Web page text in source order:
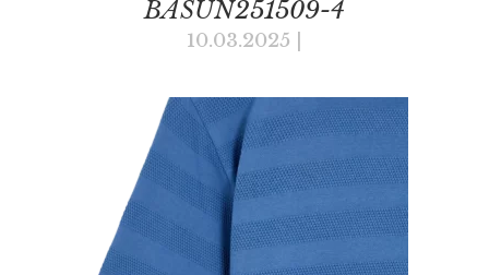
BASUN251509-4
10.03.2025